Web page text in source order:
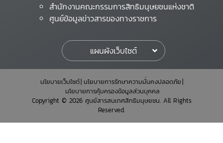
สำนักงานคณะกรรมการสิทธิมนุษยชนแห่งชาติ
ศูนย์ข้อมูลข่าวสารของทางราชการ
แผนผังเว็บไซต์
นโยบายเว็บไซต์ นโยบายการรักษาความมั่นคงปลอดภัย
นโยบายการคุ้มครองข้อมูลส่วนบุคคล
Copyright © 2026 ศูนย์สารสนเทศสิทธิมนุษยชน. All Rights
Reserved.